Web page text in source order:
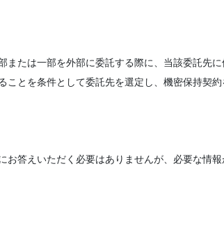
または一部を外部に委託する際に、当該委託先
とを条件として委託先を選定し、機密保持契約
答えいただく必要はありませんが、必要な情